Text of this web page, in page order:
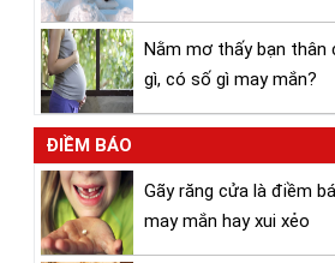
Nằm mơ thấy bạn thân
gì, có số gì may mắn?
ĐIỀM BÁO
Gãy răng cửa là điềm
may mắn hay xui xẻo